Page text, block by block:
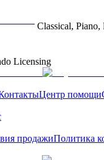
Classical, Piano,
Licensing
Центр помощи
продажиПолитика